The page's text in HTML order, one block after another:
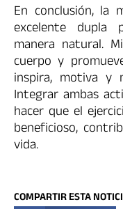
En conclusión, la
excelente dupla
manera natural.
cuerpo y
inspira, motiva y
Integrar ambas
hacer que el
beneficioso,
vida.
COMPARTIR ESTA